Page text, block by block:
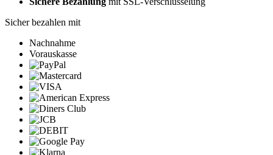
Sicher bezahlen mit
Nachnahme
Vorauskasse